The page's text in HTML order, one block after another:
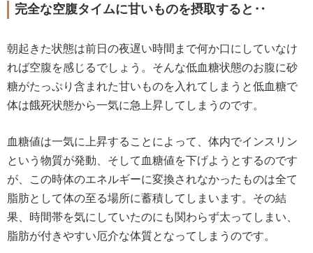
完全な空腹タイムに甘いものを摂取すると‥
朝起きた状態は前日の夜遅い時間まで何か口にしていなけ
れば空腹を感じるでしょう。そんな低血糖状態のお腹に砂
糖がたっぷり含まれた甘いものを入れてしまうと低血糖で
体は餓死状態から一気に急上昇してしまうのです。
血糖値は一気に上昇することによって、体内でインスリン
という物質が発動、そして血糖値を下げようとするのです
が、この時体のエネルギーに変換されなかったものは全て
脂肪として体の至る場所に蓄積してしまいます。その結
果、時間帯を気にしていたのにも関わらず太ってしまい、
脂肪が付きやすい厄介な体質となってしまうのです。